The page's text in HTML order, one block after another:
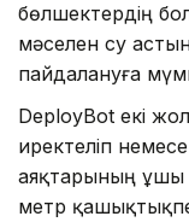
бөлшектердің
мәселен су
пайдалануға
DeployBot екі
иректеліп
аяқтарының ұшы
метр